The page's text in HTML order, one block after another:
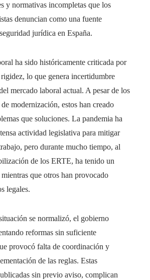
y normativas incompletas que los
denuncian como una fuente
jurídica en España.
ha sido históricamente criticada por
lo que genera incertidumbre
mercado laboral actual. A pesar de los
modernización, estos han creado
que soluciones. La pandemia ha
actividad legislativa para mitigar
pero durante mucho tiempo, al
de los ERTE, ha tenido un
que otros han provocado
legales.
se normalizó, el gobierno
reformas sin suficiente
provocó falta de coordinación y
de las reglas. Estas
sin previo aviso, complican